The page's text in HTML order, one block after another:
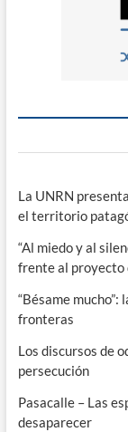
La UNRN
el territorio
“Al miedo y al
frente al proyecto
“Bésame
fronteras
Los discursos de
persecución
Pasacalle – Las
desaparecer